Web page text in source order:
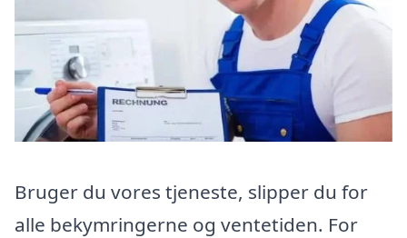
Bruger du vores tjeneste, slipper du for
alle bekymringerne og ventetiden. For